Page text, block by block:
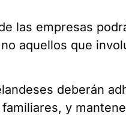
las empresas
aquellos que
deberán
y